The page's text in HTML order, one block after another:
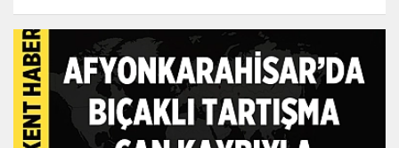
Açıkladı!